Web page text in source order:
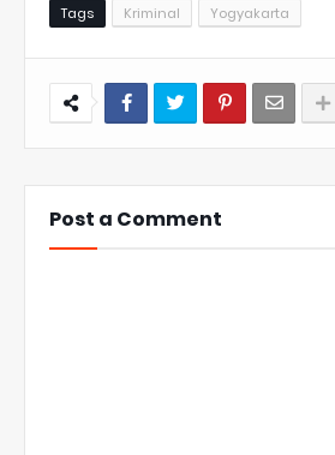
Tags Kriminal Yogyakarta
Post a Comment